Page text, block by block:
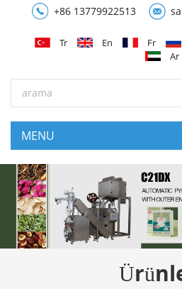
+86 13779922513
Tr En Fr
Ar